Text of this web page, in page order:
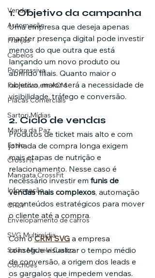
Vendas
Automação
Franjas
Cabelos
Progressiva
Fachadas em ACM
Placas Comerciais
Sartori Mídias
Marka da Paz
Estilo
CrossFit
Mangata CrossFit
Informação
CRLV
Envelopamento de carros
SVG Multimídia
Salão Michele Castro
Colchões
1. Objetivo da campanha
Uma empresa que deseja apenas
manter presença digital pode investir
menos do que outra que está
lançando um novo produto ou
abrindo filiais. Quanto maior o
objetivo, maior será a necessidade de
visibilidade, tráfego e conversão.
2. Ciclo de vendas
Produtos de ticket mais alto e com
jornada de compra longa exigem
mais etapas de nutrição e
relacionamento. Nesse caso é
necessário investir em funis de
vendas mais complexos, automação
e conteúdos estratégicos para mover
o cliente até a compra.
Com o CRM SVG a empresa
consegue visualizar o tempo médio
de conversão, a origem dos leads e
os gargalos que impedem vendas.